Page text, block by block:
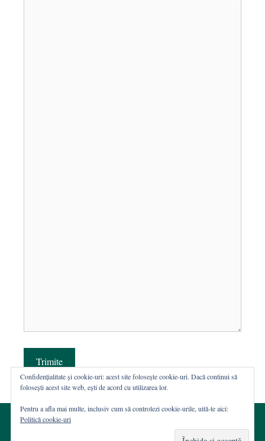
Trimite
Confidențialitate și cookie-uri: acest site folosește cookie-uri. Dacă continui să
folosești acest site web, ești de acord cu utilizarea lor.
Pentru a afla mai multe, inclusiv cum să controlezi cookie-urile, uită-te aici:
Politică cookie-uri